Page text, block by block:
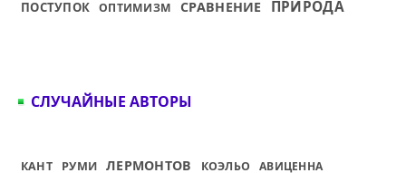
ПОСТУПОК ОПТИМИЗМ СРАВНЕНИЕ ПРИРОДА
СЛУЧАЙНЫЕ АВТОРЫ
КАНТ РУМИ ЛЕРМОНТОВ КОЭЛЬО АВИЦЕННА